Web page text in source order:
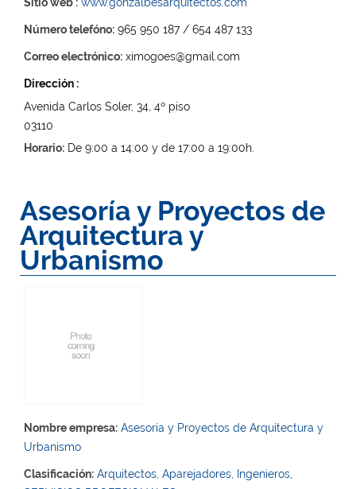
Número telefóno: 965 950 187 / 654 487 133
Correo electrónico: ximogoes@gmail.com
Dirección :
Avenida Carlos Soler, 34, 4º piso
03110
Horario: De 9:00 a 14:00 y de 17:00 a 19:00h.
Asesoría y Proyectos de
Arquitectura y
Urbanismo
Nombre empresa: Asesoría y Proyectos de Arquitectura y
Urbanismo
Clasificación: Arquitectos, Aparejadores, Ingenieros